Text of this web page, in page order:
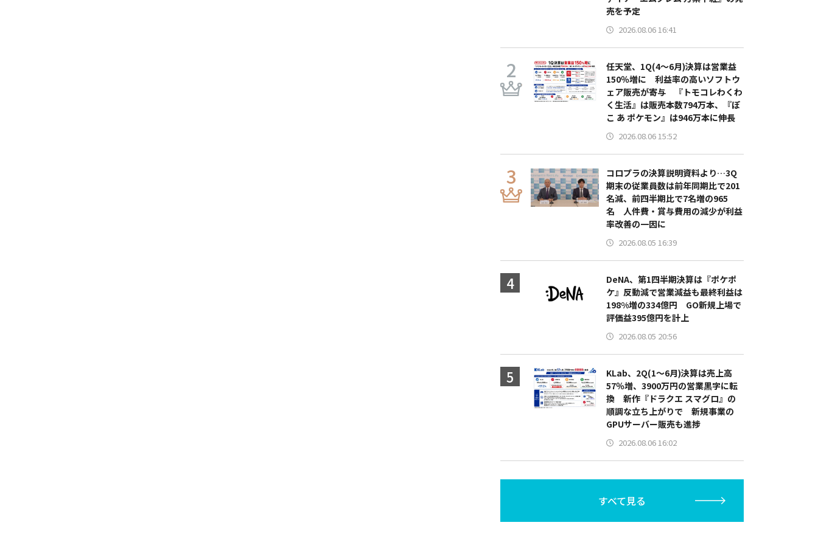
売を予定
2026.08.06 16:41
任天堂、1Q(4～6月)決算は営業益
150％増に 利益率の高いソフトウ
ェア販売が寄与 『トモコレわくわ
く生活』は販売本数794万本、『ぽ
こ あ ポケモン』は946万本に伸長
2026.08.06 15:52
コロプラの決算説明資料より…3Q
期末の従業員数は前年同期比で201
名減、前四半期比で7名増の965
名 人件費・賞与費用の減少が利益
率改善の一因に
2026.08.05 16:39
DeNA、第1四半期決算は『ポケポ
ケ』反動減で営業減益も最終利益は
198%増の334億円 GO新規上場で
評価益395億円を計上
2026.08.05 20:56
KLab、2Q(1～6月)決算は売上高
57％増、3900万円の営業黒字に転
換 新作『ドラクエ スマグロ』の
順調な立ち上がりで 新規事業の
GPUサーバー販売も進捗
2026.08.06 16:02
すべて見る